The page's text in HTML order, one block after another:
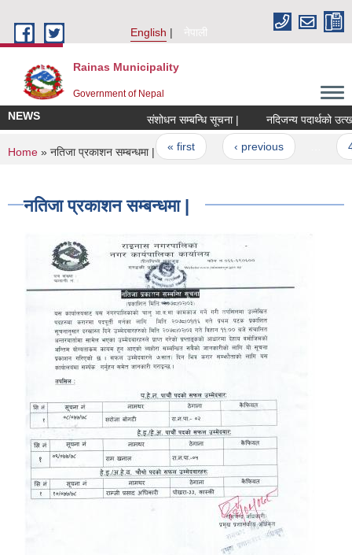
English
नेपाली
Rainas Municipality
Government of Nepal
NEWS संशोधन सम्बन्धि सूचना |
Pages
« first ‹ previous
You are here
Home » नतिजा प्रकाशन सम्बन्धमा |
नतिजा प्रकाशन सम्बन्धमा |